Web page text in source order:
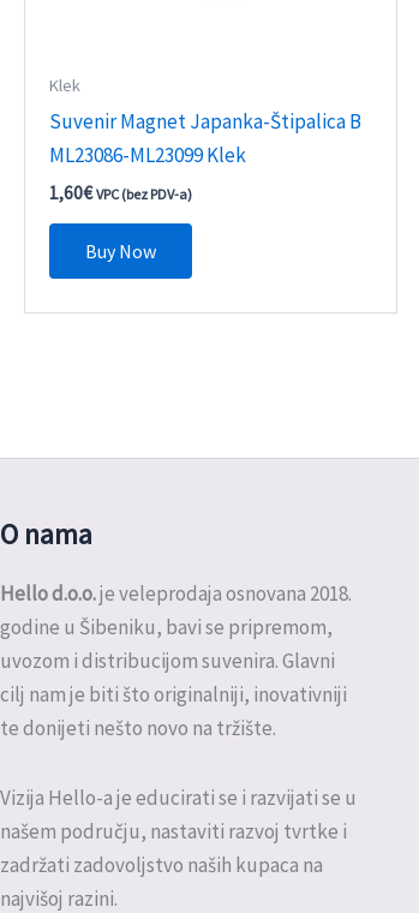
Klek
Suvenir Magnet Japanka-Štipalica B
ML23086-ML23099 Klek
1,60€ VPC (bez PDV-a)
Buy Now
O nama
Hello d.o.o.je veleprodaja osnovana 2018.
godine u Šibeniku, bavi se pripremom,
uvozom i distribucijom suvenira. Glavni
cilj nam je biti što originalniji, inovativniji
te donijeti nešto novo na tržište.
Vizija Hello-a je educirati se i razvijati se u
našem području, nastaviti razvoj tvrtke i
zadržati zadovoljstvo naših kupaca na
najvišoj razini.